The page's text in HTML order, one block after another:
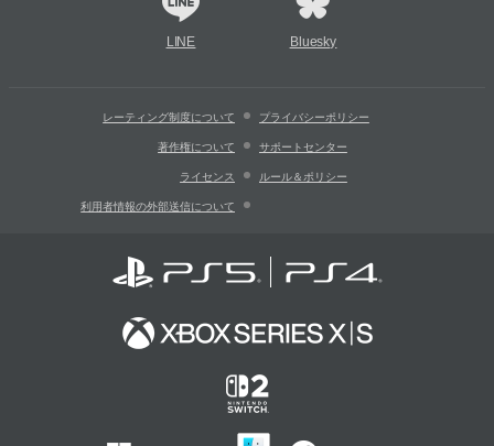
LINE Bluesky
レーティング制度について プライバシーポリシー
著作権について サポートセンター
ライセンス ルール＆ポリシー
利用者情報の外部送信について